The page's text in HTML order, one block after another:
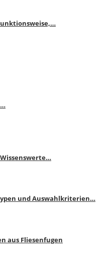
und Auswahlkriterien…
aus Fliesenfugen